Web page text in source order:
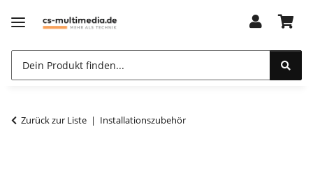
Zurück zur Liste Installationszubehör